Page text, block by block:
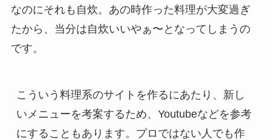
なのにそれも自炊。あの時作った料理が大変過ぎ
たから、当分は自炊いいやぁ〜となってしまうの
です。
こういう料理系のサイトを作るにあたり、新し
いメニューを考案するため、Youtubeなどを参考
にすることもあります。プロではない人でも作